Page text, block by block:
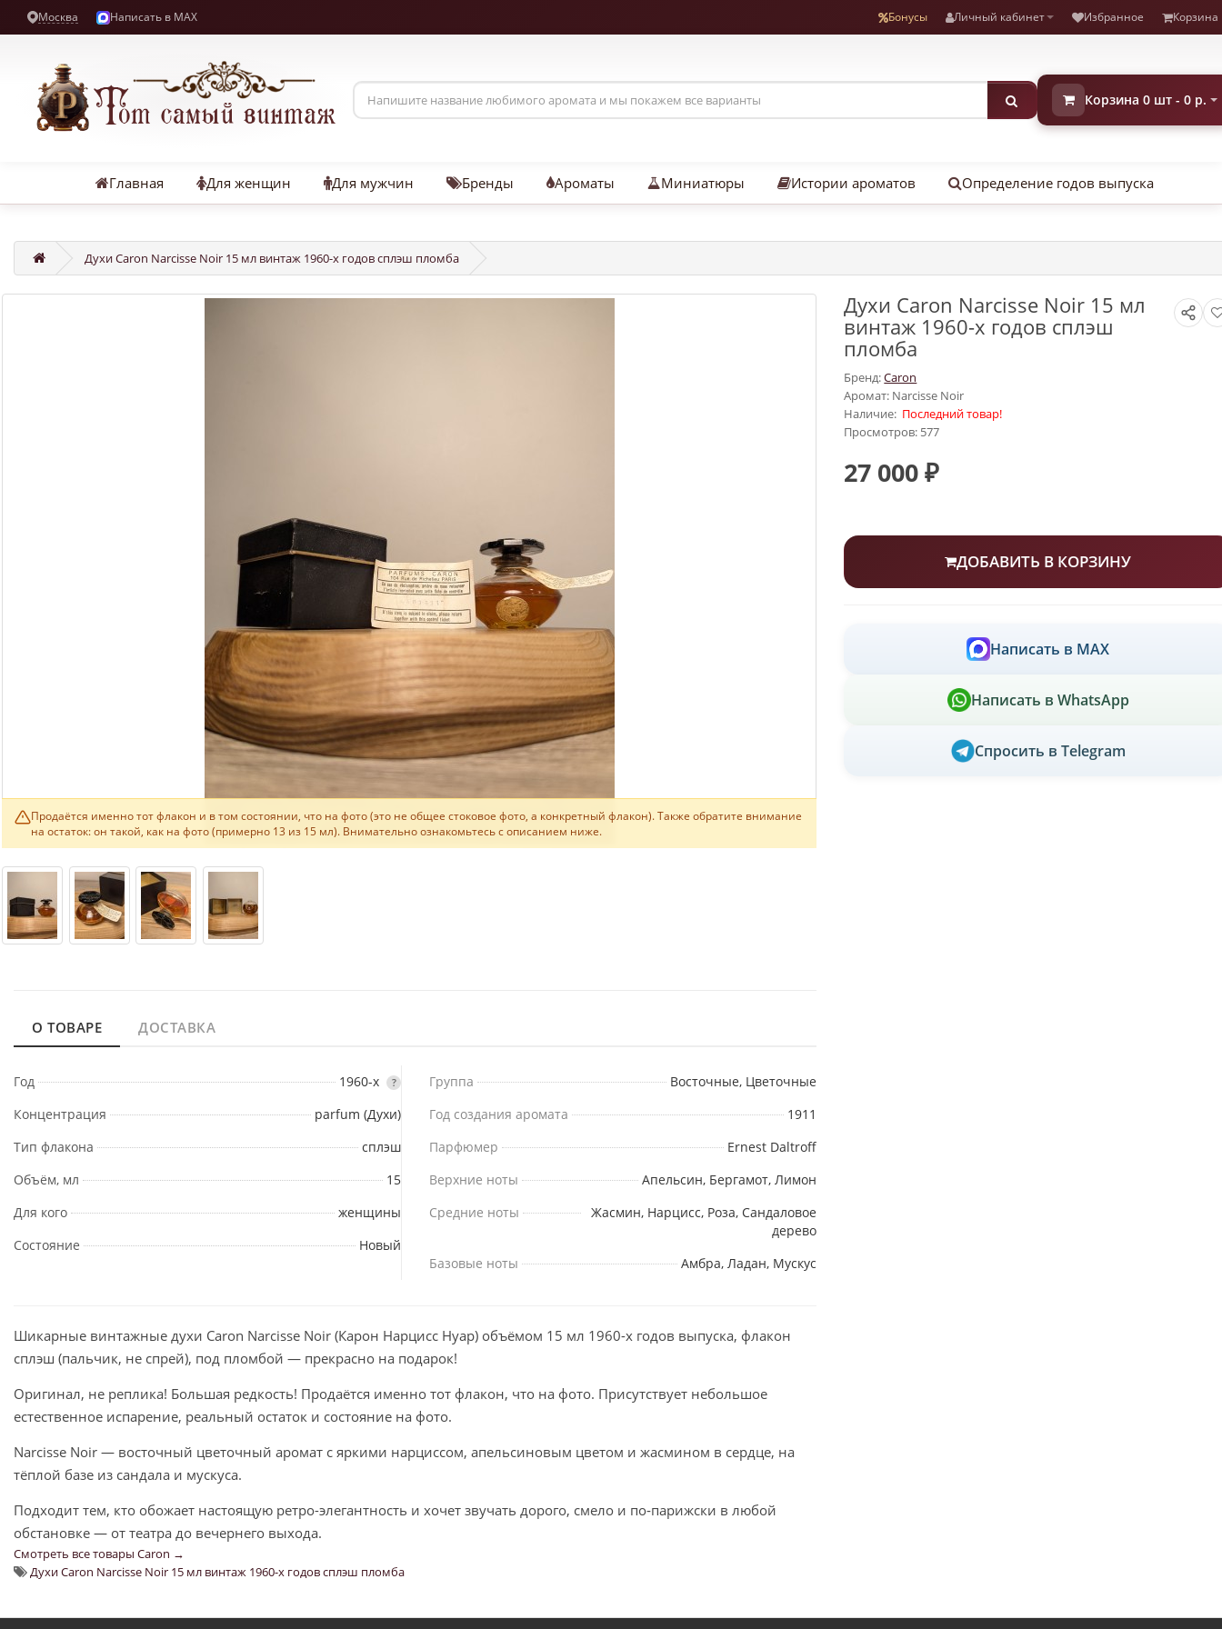
Москва Написать в MAX Бонусы Личный кабинет Избранное Корзина
Корзина 0 шт - 0 р.
Главная Для женщин Для мужчин Бренды Ароматы Миниатюры Истории ароматов Определение годов выпуска
Духи Caron Narcisse Noir 15 мл винтаж 1960-х годов сплэш пломба
Продаётся именно тот флакон и в том состоянии, что на фото (это не общее стоковое фото, а конкретный флакон). Также обратите внимание
на остаток: он такой, как на фото (примерно 13 из 15 мл). Внимательно ознакомьтесь с описанием ниже.
О ТОВАРЕ ДОСТАВКА
Год 1960-х ?
Концентрация
parfum (Духи)
Тип флакона
сплэш
Объём, мл
15
Для кого
женщины
Состояние
Новый
Группа
Восточные, Цветочные
Год создания аромата
1911
Парфюмер
Ernest Daltroff
Верхние ноты
Апельсин, Бергамот, Лимон
Средние ноты
Жасмин, Нарцисс, Роза, Сандаловое
дерево
Базовые ноты
Амбра, Ладан, Мускус
Шикарные винтажные духи Caron Narcisse Noir (Карон Нарцисс Нуар) объёмом 15 мл 1960-х годов выпуска, флакон
сплэш (пальчик, не спрей), под пломбой — прекрасно на подарок!
Оригинал, не реплика! Большая редкость! Продаётся именно тот флакон, что на фото. Присутствует небольшое
естественное испарение, реальный остаток и состояние на фото.
Narcisse Noir — восточный цветочный аромат с яркими нарциссом, апельсиновым цветом и жасмином в сердце, на
тёплой базе из сандала и мускуса.
Подходит тем, кто обожает настоящую ретро-элегантность и хочет звучать дорого, смело и по‑парижски в любой
обстановке — от театра до вечернего выхода.
Смотреть все товары Caron →
Духи Caron Narcisse Noir 15 мл
винтаж 1960-х годов сплэш
пломба
Бренд:Caron
Аромат: Narcisse Noir
Наличие: Последний товар!
Просмотров: 577
27 000 ₽
ДОБАВИТЬ В КОРЗИНУ
Написать в MAX
Написать в WhatsApp
Спросить в Telegram
Духи Caron Narcisse Noir 15 мл винтаж 1960-х годов сплэш пломба